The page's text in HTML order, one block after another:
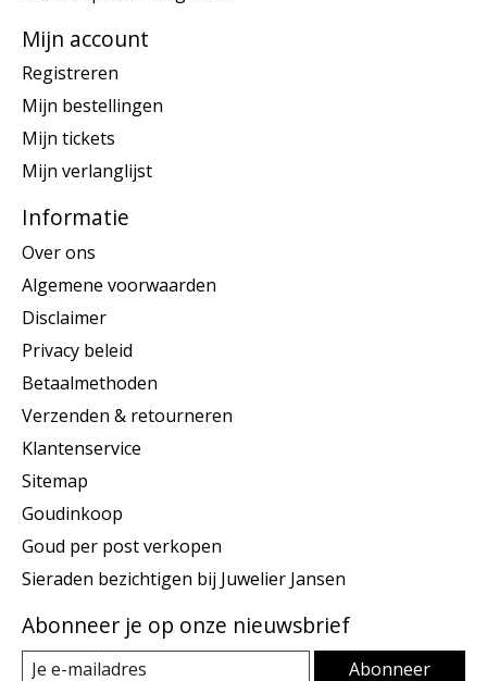
Mijn account
Registreren
Mijn bestellingen
Mijn tickets
Mijn verlanglijst
Informatie
Over ons
Algemene voorwaarden
Disclaimer
Privacy beleid
Betaalmethoden
Verzenden & retourneren
Klantenservice
Sitemap
Goudinkoop
Goud per post verkopen
Sieraden bezichtigen bij Juwelier Jansen
Abonneer je op onze nieuwsbrief
Abonneer